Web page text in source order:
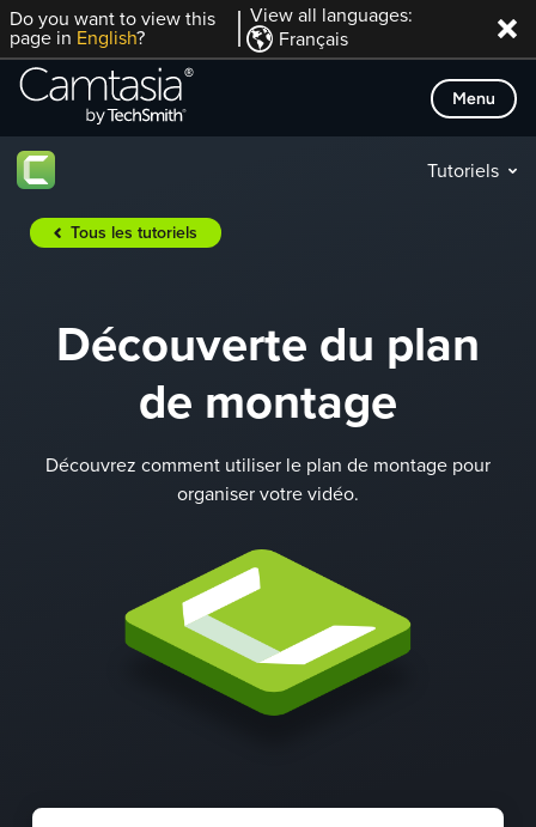
Passer
directement
contenu
Do you want to view this
page in English?
View all languages:
Français
Menu
Tutoriels
Tous les tutoriels
Découverte du plan
de montage
Découvrez comment utiliser le plan de montage pour
organiser votre vidéo.